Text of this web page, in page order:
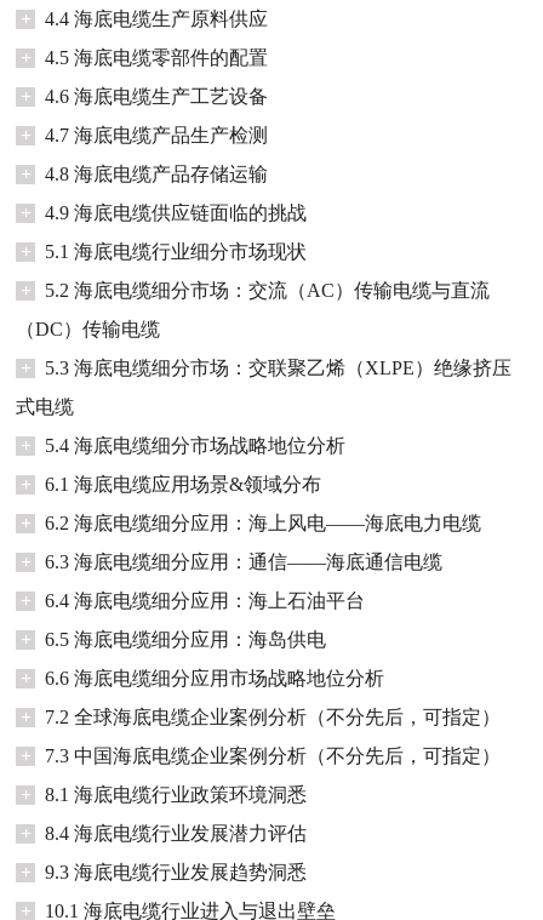
+
4.4 海底电缆生产原料供应
+
4.5 海底电缆零部件的配置
+
4.6 海底电缆生产工艺设备
+
4.7 海底电缆产品生产检测
+
4.8 海底电缆产品存储运输
+
4.9 海底电缆供应链面临的挑战
+
5.1 海底电缆行业细分市场现状
+
5.2 海底电缆细分市场：交流（AC）传输电缆与直流
（DC）传输电缆
+
5.3 海底电缆细分市场：交联聚乙烯（XLPE）绝缘挤压
式电缆
+
5.4 海底电缆细分市场战略地位分析
+
6.1 海底电缆应用场景&领域分布
+
6.2 海底电缆细分应用：海上风电——海底电力电缆
+
6.3 海底电缆细分应用：通信——海底通信电缆
+
6.4 海底电缆细分应用：海上石油平台
+
6.5 海底电缆细分应用：海岛供电
+
6.6 海底电缆细分应用市场战略地位分析
+
7.2 全球海底电缆企业案例分析（不分先后，可指定）
+
7.3 中国海底电缆企业案例分析（不分先后，可指定）
+
8.1 海底电缆行业政策环境洞悉
+
8.4 海底电缆行业发展潜力评估
+
9.3 海底电缆行业发展趋势洞悉
+
10.1 海底电缆行业进入与退出壁垒